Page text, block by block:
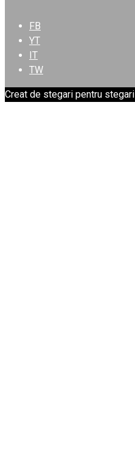
FB
YT
IT
TW
Creat de stegari pentru stegari